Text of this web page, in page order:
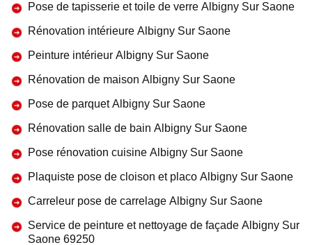
Pose de tapisserie et toile de verre Albigny Sur Saone
Rénovation intérieure Albigny Sur Saone
Peinture intérieur Albigny Sur Saone
Rénovation de maison Albigny Sur Saone
Pose de parquet Albigny Sur Saone
Rénovation salle de bain Albigny Sur Saone
Pose rénovation cuisine Albigny Sur Saone
Plaquiste pose de cloison et placo Albigny Sur Saone
Carreleur pose de carrelage Albigny Sur Saone
Service de peinture et nettoyage de façade Albigny Sur
Saone 69250